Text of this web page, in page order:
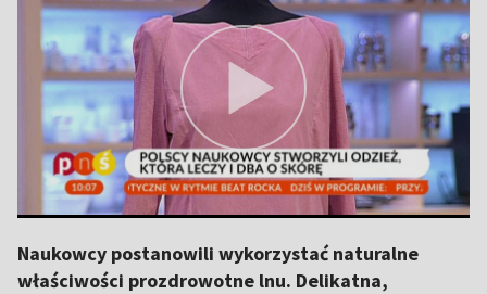
Naukowcy postanowili wykorzystać naturalne
właściwości prozdrowotne lnu. Delikatna,